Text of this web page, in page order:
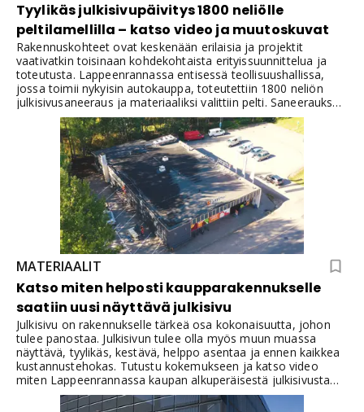
Tyylikäs julkisivupäivitys 1800 neliölle
peltilamellilla – katso video ja muutoskuvat
Rakennuskohteet ovat keskenään erilaisia ja projektit
vaativatkin toisinaan kohdekohtaista erityissuunnittelua ja
toteutusta. Lappeenrannassa entisessä teollisuushallissa,
jossa toimii nykyisin autokauppa, toteutettiin 1800 neliön
julkisivusaneeraus ja materiaaliksi valittiin pelti. Saneerauksen
toteutustapa peltilamellista edellytti uuden tuotteen kehitystä
rakentamisen yhteydessä. Ratkaisulla tavoiteltiin erityisesti
näyttävyyttä. Katso kuvien lisäksi video!
MATERIAALIT
Katso miten helposti kaupparakennukselle
saatiin uusi näyttävä julkisivu
Julkisivu on rakennukselle tärkeä osa kokonaisuutta, johon
tulee panostaa. Julkisivun tulee olla myös muun muassa
näyttävä, tyylikäs, kestävä, helppo asentaa ja ennen kaikkea
kustannustehokas. Tutustu kokemukseen ja katso video
miten Lappeenrannassa kaupan alkuperäisestä julkisivusta
saatiin helposti kertoheitolla näyttävä ja tyylikäs.